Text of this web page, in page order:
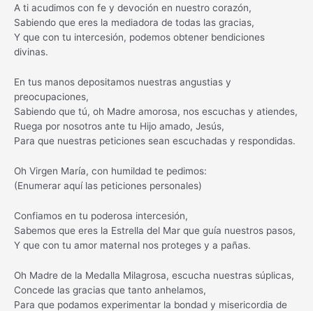
A ti acudimos con fe y devoción en nuestro corazón,
Sabiendo que eres la mediadora de todas las gracias,
Y que con tu intercesión, podemos obtener bendiciones
divinas.
En tus manos depositamos nuestras angustias y
preocupaciones,
Sabiendo que tú, oh Madre amorosa, nos escuchas y atiendes,
Ruega por nosotros ante tu Hijo amado, Jesús,
Para que nuestras peticiones sean escuchadas y respondidas.
Oh Virgen María, con humildad te pedimos:
(Enumerar aquí las peticiones personales)
Confiamos en tu poderosa intercesión,
Sabemos que eres la Estrella del Mar que guía nuestros pasos,
Y que con tu amor maternal nos proteges y a pañas.
Oh Madre de la Medalla Milagrosa, escucha nuestras súplicas,
Concede las gracias que tanto anhelamos,
Para que podamos experimentar la bondad y misericordia de